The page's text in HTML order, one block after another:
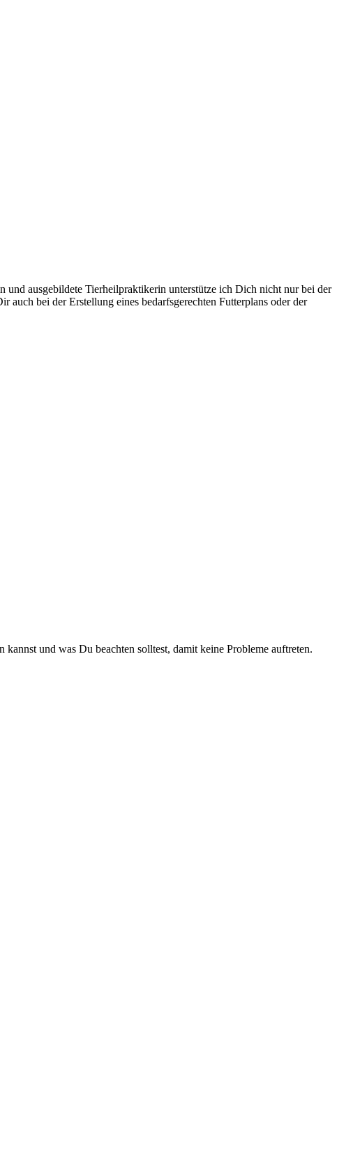
ausgebildete Tierheilpraktikerin unterstütze ich Dich nicht nur bei der
bei der Erstellung eines bedarfsgerechten Futterplans oder der
und was Du beachten solltest, damit keine Probleme auftreten.